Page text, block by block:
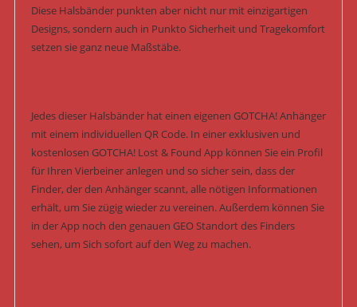
Diese Halsbänder punkten aber nicht nur mit einzigartigen
Designs, sondern auch in Punkto Sicherheit und Tragekomfort
setzen sie ganz neue Maßstäbe.
Jedes dieser Halsbänder hat einen eigenen GOTCHA! Anhänger
mit einem individuellen QR Code. In einer exklusiven und
kostenlosen GOTCHA! Lost & Found App können Sie ein Profil
für Ihren Vierbeiner anlegen und so sicher sein, dass der
Finder, der den Anhänger scannt, alle nötigen Informationen
erhält, um Sie zügig wieder zu vereinen. Außerdem können Sie
in der App noch den genauen GEO Standort des Finders
sehen, um Sich sofort auf den Weg zu machen.